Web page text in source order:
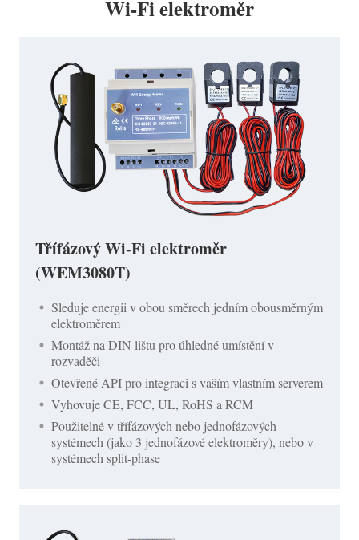
Wi-Fi elektroměr
Třífázový Wi-Fi elektroměr
(WEM3080T)
Sleduje energii v obou směrech jedním obousměrným
elektroměrem
Montáž na DIN lištu pro úhledné umístění v
rozvaděči
Otevřené API pro integraci s vaším vlastním serverem
Vyhovuje CE, FCC, UL, RoHS a RCM
Použitelné v třífázových nebo jednofázových
systémech (jako 3 jednofázové elektroměry), nebo v
systémech split-phase